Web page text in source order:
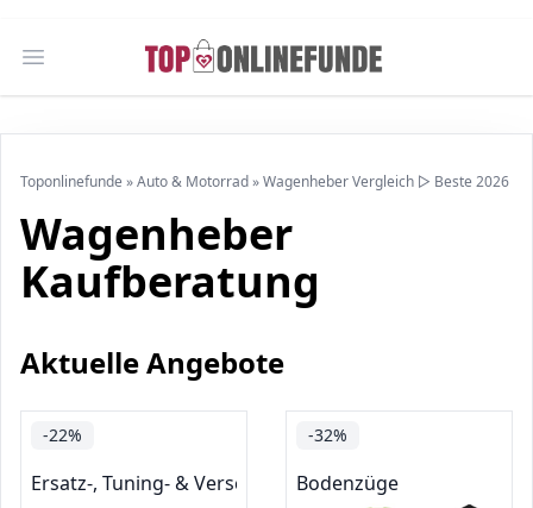
Open main menu
Toponlinefunde »Auto & Motorrad»Wagenheber Vergleich ▷ Beste 2026
Wagenheber
Kaufberatung
Aktuelle Angebote
-22%
Ersatz-, Tuning- & Verschleißteile
-32%
Bodenzüge